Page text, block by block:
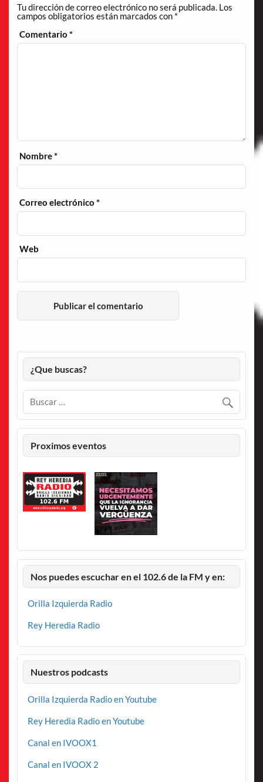
Tu dirección de correo electrónico no será publicada. Los
campos obligatorios están marcados con *
Comentario*
Nombre*
Correo electrónico*
Web
¿Que buscas?
Proximos eventos
Nos puedes escuchar en el 102.6 de la FM y en:
Orilla Izquierda Radio
Rey Heredia Radio
Nuestros podcasts
Orilla Izquierda Radio en Youtube
Rey Heredia Radio en Youtube
Canal en IVOOX1
Canal en IVOOX 2